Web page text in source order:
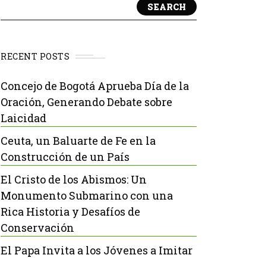
SEARCH
RECENT POSTS
Concejo de Bogotá Aprueba Día de la
Oración, Generando Debate sobre
Laicidad
Ceuta, un Baluarte de Fe en la
Construcción de un País
El Cristo de los Abismos: Un
Monumento Submarino con una
Rica Historia y Desafíos de
Conservación
El Papa Invita a los Jóvenes a Imitar